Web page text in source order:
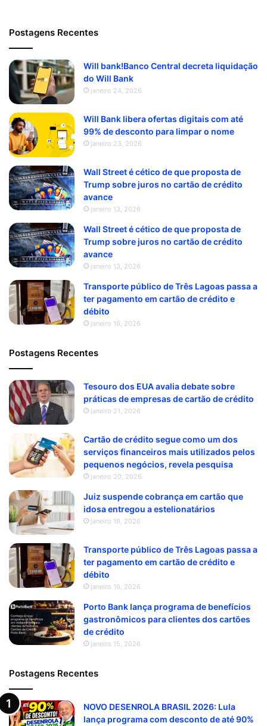
Postagens Recentes
Will bank!Banco Central decreta liquidação
do Will Bank
janeiro 24, 2026
Will Bank libera ofertas digitais com até
99% de desconto para limpar o nome
janeiro 23, 2026
Wall Street é cético de que proposta de
Trump sobre juros no cartão de crédito
avance
janeiro 13, 2026
Wall Street é cético de que proposta de
Trump sobre juros no cartão de crédito
avance
janeiro 13, 2026
Transporte público de Três Lagoas passa a
ter pagamento em cartão de crédito e
débito
janeiro 16, 2026
Postagens Recentes
Tesouro dos EUA avalia debate sobre
práticas de empresas de cartão de crédito
janeiro 21, 2026
Cartão de crédito segue como um dos
serviços financeiros mais utilizados pelos
pequenos negócios, revela pesquisa
janeiro 20, 2026
Juiz suspende cobrança em cartão que
idosa entregou a estelionatários
janeiro 19, 2026
Transporte público de Três Lagoas passa a
ter pagamento em cartão de crédito e
débito
janeiro 16, 2026
Porto Bank lança programa de benefícios
gastronômicos para clientes dos cartões
de crédito
janeiro 15, 2026
Postagens Recentes
NOVO DESENROLA BRASIL 2026: Lula
lança programa com desconto de até 90%